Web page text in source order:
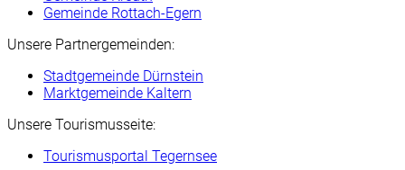
Gemeinde Rottach-Egern
Unsere Partnergemeinden:
Stadtgemeinde Dürnstein
Marktgemeinde Kaltern
Unsere Tourismusseite:
Tourismusportal Tegernsee